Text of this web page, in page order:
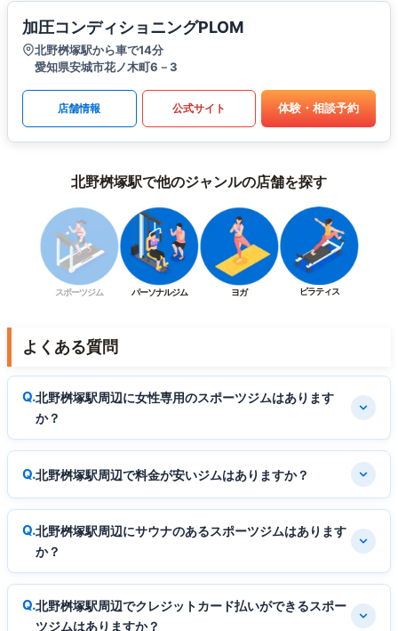
加圧コンディショニングPLOM
北野桝塚駅から車で14分
愛知県安城市花ノ木町6－3
店舗情報 公式サイト 体験・相談予約
北野桝塚駅で他のジャンルの店舗を探す
スポーツジム パーソナルジム ヨガ ピラティス
よくある質問
北野桝塚駅周辺に女性専用のスポーツジムはあります
か？
北野桝塚駅周辺で料金が安いジムはありますか？
北野桝塚駅周辺にサウナのあるスポーツジムはあります
か？
北野桝塚駅周辺でクレジットカード払いができるスポー
ツジムはありますか？